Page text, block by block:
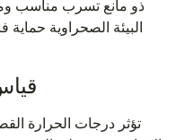
ذو مانع تسرب مناسب
البيئة الصحراوية
تؤثر درجات الحرارة